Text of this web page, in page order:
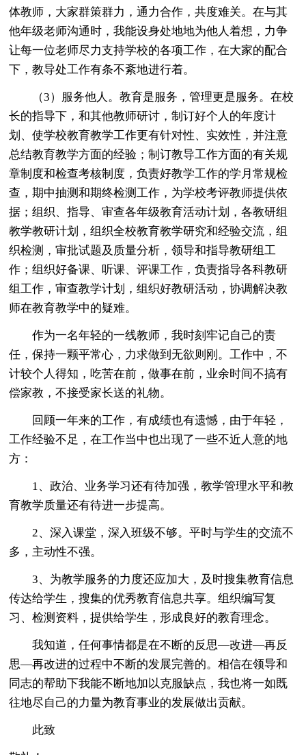
体教师，大家群策群力，通力合作，共度难关。在与其
他年级老师沟通时，我能设身处地地为他人着想，力争
让每一位老师尽力支持学校的各项工作，在大家的配合
下，教导处工作有条不紊地进行着。
（3）服务他人。教育是服务，管理更是服务。在校
长的指导下，和其他教师研讨，制订好个人的年度计
划、使学校教育教学工作更有针对性、实效性，并注意
总结教育教学方面的经验；制订教导工作方面的有关规
章制度和检查考核制度，负责好教学工作的学月常规检
查，期中抽测和期终检测工作，为学校考评教师提供依
据；组织、指导、审查各年级教育活动计划，各教研组
教学教研计划，组织全校教育教学研究和经验交流，组
织检测，审批试题及质量分析，领导和指导教研组工
作；组织好备课、听课、评课工作，负责指导各科教研
组工作，审查教学计划，组织好教研活动，协调解决教
师在教育教学中的疑难。
作为一名年轻的一线教师，我时刻牢记自己的责
任，保持一颗平常心，力求做到无欲则刚。工作中，不
计较个人得知，吃苦在前，做事在前，业余时间不搞有
偿家教，不接受家长送的礼物。
回顾一年来的工作，有成绩也有遗憾，由于年轻，
工作经验不足，在工作当中也出现了一些不近人意的地
方：
1、政治、业务学习还有待加强，教学管理水平和教
育教学质量还有待进一步提高。
2、深入课堂，深入班级不够。平时与学生的交流不
多，主动性不强。
3、为教学服务的力度还应加大，及时搜集教育信息
传达给学生，搜集的优秀教育信息共享。组织编写复
习、检测资料，提供给学生，形成良好的教育理念。
我知道，任何事情都是在不断的反思—改进—再反
思—再改进的过程中不断的发展完善的。相信在领导和
同志的帮助下我能不断地加以克服缺点，我也将一如既
往地尽自己的力量为教育事业的发展做出贡献。
此致